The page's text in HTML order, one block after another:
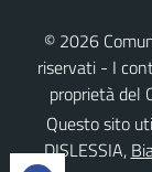
© 2026
riservati - I
proprietà del
Questo sito
DISLESSIA,